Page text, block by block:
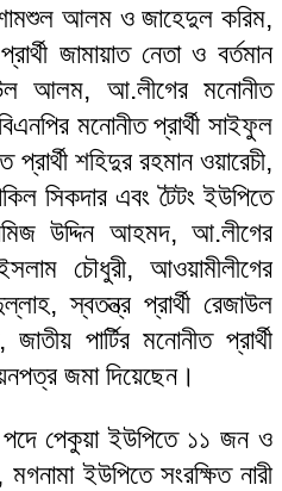
শামশুল আলম ও জাহেদুল করিম,
জামায়াত নেতা ও বর্তমান
আলম, আ.লীগের মনোনীত
মনোনীত প্রার্থী সাইফুল
প্রার্থী শহিদুর রহমান ওয়ারেচী,
সিকদার এবং টৈটং ইউপিতে
উদ্দিন আহমদ, আ.লীগের
চৌধুরী, আওয়ামীলীগের
স্বতন্ত্র প্রার্থী রেজাউল
পার্টির মনোনীত প্রার্থী
জমা দিয়েছেন।
পদে পেকুয়া ইউপিতে ১১ জন ও
ইউপিতে সংরক্ষিত নারী